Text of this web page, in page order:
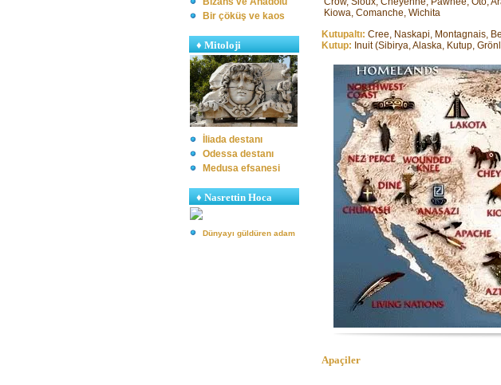
Bir çöküş ve kaos
♦Mitoloji
İliada destanı
Odessa destanı
Medusa efsanesi
♦ Nasrettin Hoca
Dünyayı güldüren adam
Kiowa, Comanche, Wichita
Kutupaltı: Cree, Naskapi, Montagnais,
Kutup: Inuit (Sibirya, Alaska, Kutup,
Apaçiler